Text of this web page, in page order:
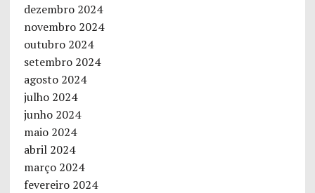
dezembro 2024
novembro 2024
outubro 2024
setembro 2024
agosto 2024
julho 2024
junho 2024
maio 2024
abril 2024
março 2024
fevereiro 2024